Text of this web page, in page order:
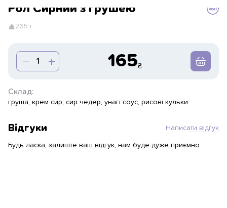
Рол Сирний з грушею
265 г
165
Склад:
груша, крем сир, сир чедер, унагі соус, рисові кульки
Відгуки Написати відгук
Будь ласка, залиште ваш відгук, нам буде дуже приємно.